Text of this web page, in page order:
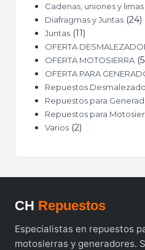
Cadenas, uniones y limas
Diafragmas y Juntas 24
Juntas 11
OFERTA
OFERTA MOTOSIERRA
OFERTA PARA
Repuestos
Repuestos para
Repuestos para
Varios 2
CH Repuestos
Especialistas en repuestos
motosierras y generadores.